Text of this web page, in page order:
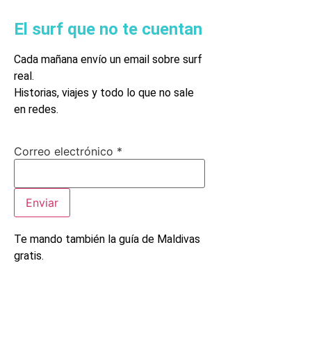
El surf que no te cuentan
Cada mañana envío un email sobre surf
real.
Historias, viajes y todo lo que no sale
en redes.
Correo
electrónico
Correo electrónico *
Enviar
Te mando también la guía de Maldivas
gratis.